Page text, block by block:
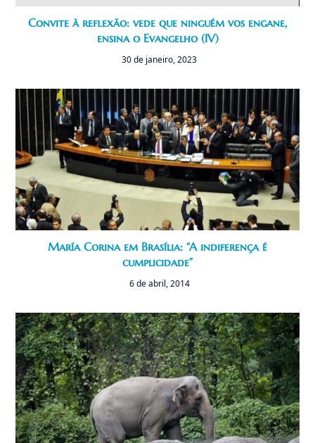
Convite à reflexão: vede que ninguém vos engane,
ensina o Evangelho (IV)
30 de janeiro, 2023
María Corina em Brasília: “A indiferença é
cumplicidade”
6 de abril, 2014